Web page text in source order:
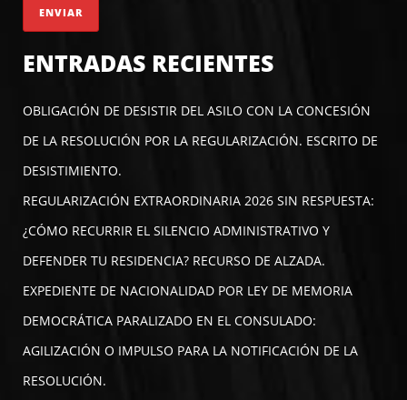
ENTRADAS RECIENTES
OBLIGACIÓN DE DESISTIR DEL ASILO CON LA CONCESIÓN
DE LA RESOLUCIÓN POR LA REGULARIZACIÓN. ESCRITO DE
DESISTIMIENTO.
REGULARIZACIÓN EXTRAORDINARIA 2026 SIN RESPUESTA:
¿CÓMO RECURRIR EL SILENCIO ADMINISTRATIVO Y
DEFENDER TU RESIDENCIA? RECURSO DE ALZADA.
EXPEDIENTE DE NACIONALIDAD POR LEY DE MEMORIA
DEMOCRÁTICA PARALIZADO EN EL CONSULADO:
AGILIZACIÓN O IMPULSO PARA LA NOTIFICACIÓN DE LA
RESOLUCIÓN.